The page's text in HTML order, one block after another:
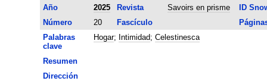
Año 2025 Revista Savoirs en prisme
ID
Número
20 Fascículo
Palabras
clave
Hogar; Intimidad; Celestinesca
Resumen
Dirección